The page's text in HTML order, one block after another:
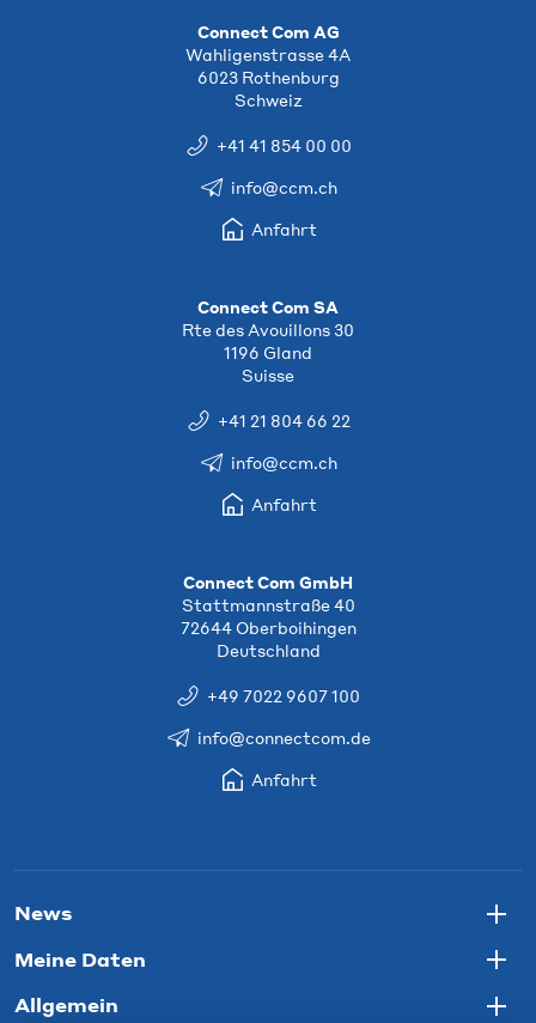
Connect Com AG
Wahligenstrasse 4A
6023 Rothenburg
Schweiz
+41 41 854 00 00
info@ccm.ch
Anfahrt
Connect Com SA
Rte des Avouillons 30
1196 Gland
Suisse
+41 21 804 66 22
info@ccm.ch
Anfahrt
Connect Com GmbH
Stattmannstraße 40
72644 Oberboihingen
Deutschland
+49 7022 9607 100
info@connectcom.de
Anfahrt
News
Meine Daten
Allgemein